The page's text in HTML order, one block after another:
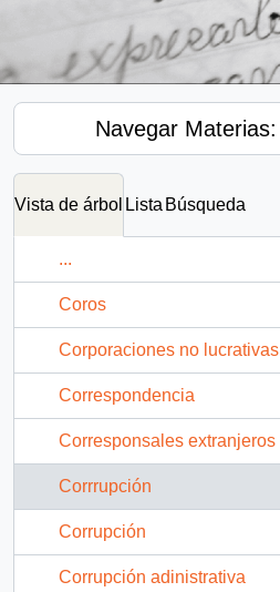
Navegar Materias:
Vista de árbol Lista Búsqueda
...
Coros
Corporaciones no lucrativas
Correspondencia
Corresponsales extranjeros
Corrrupción
Corrupción
Corrupción adinistrativa